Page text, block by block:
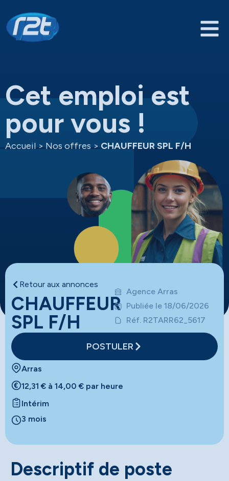
Cet emploi est
pour vous !
Accueil > Nos offres > CHAUFFEUR SPL F/H
Retour aux annonces
CHAUFFEUR
SPL F/H
Agence Arras
Publiée le 18/06/2026
Réf. R2TARR62_5617
POSTULER
Arras
12,31 € à 14,00 € par heure
Intérim
3 mois
Descriptif de poste